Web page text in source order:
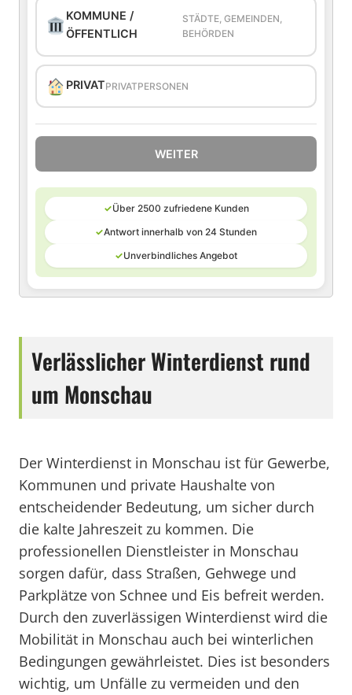
KOMMUNE /
ÖFFENTLICH
STÄDTE, GEMEINDEN,
BEHÖRDEN
PRIVATPRIVATPERSONEN
WEITER
✓Über 2500 zufriedene Kunden
✓Antwort innerhalb von 24 Stunden
✓Unverbindliches Angebot
Verlässlicher Winterdienst rund
um Monschau
Der Winterdienst in Monschau ist für Gewerbe,
Kommunen und private Haushalte von
entscheidender Bedeutung, um sicher durch
die kalte Jahreszeit zu kommen. Die
professionellen Dienstleister in Monschau
sorgen dafür, dass Straßen, Gehwege und
Parkplätze von Schnee und Eis befreit werden.
Durch den zuverlässigen Winterdienst wird die
Mobilität in Monschau auch bei winterlichen
Bedingungen gewährleistet. Dies ist besonders
wichtig, um Unfälle zu vermeiden und den